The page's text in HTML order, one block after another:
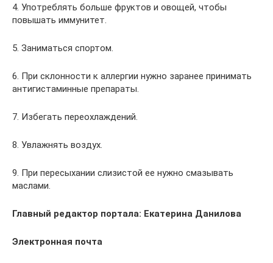
4. Употреблять больше фруктов и овощей, чтобы
повышать иммунитет.
5. Заниматься спортом.
6. При склонности к аллергии нужно заранее принимать
антигистаминные препараты.
7. Избегать переохлаждений.
8. Увлажнять воздух.
9. При пересыхании слизистой ее нужно смазывать
маслами.
Главный редактор портала: Екатерина Данилова
Электронная почта